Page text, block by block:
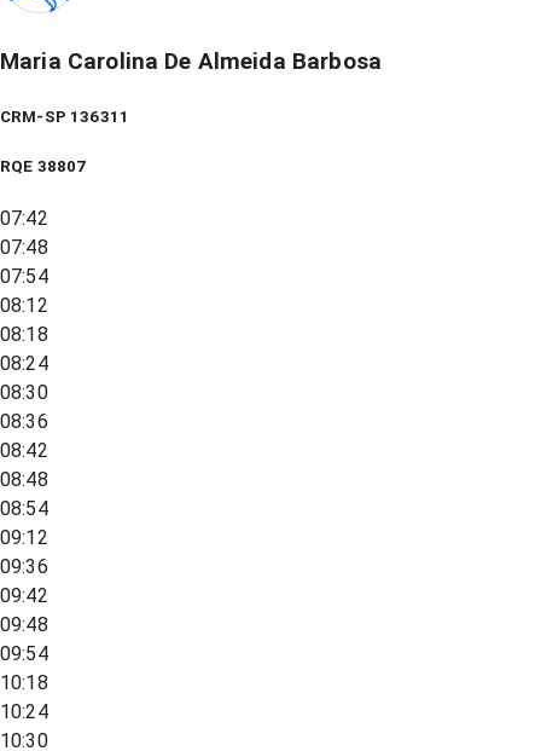
Maria Carolina De Almeida Barbosa
CRM-SP 136311
RQE 38807
07:42
07:48
07:54
08:12
08:18
08:24
08:30
08:36
08:42
08:48
08:54
09:12
09:36
09:42
09:48
09:54
10:18
10:24
10:30